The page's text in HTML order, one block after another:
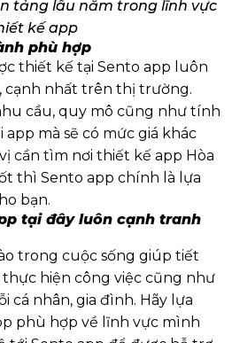
tảng lâu năm trong lĩnh vực
kế app
phù hợp
thiết kế tại Sento app luôn
cạnh nhất trên thị trường.
cầu, quy mô cũng như tính
mà sẽ có mức giá khác
cần tìm nơi thiết kế app Hòa
thì Sento app chính là lựa
bạn.
tại đây luôn cạnh tranh
trong cuộc sống giúp tiết
thực hiện công việc cũng như
cá nhân, gia đình. Hãy lựa
phù hợp về lĩnh vực mình